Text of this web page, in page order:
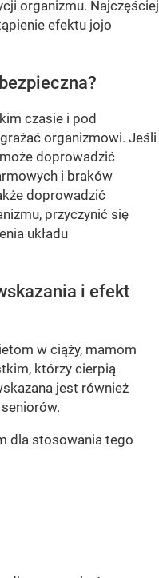
organizmu. Najczęściej
efektu jojo
czasie i pod
organizmowi. Jeśli
doprowadzić
i braków
doprowadzić
przyczynić się
układu
i efekt
w ciąży, mamom
którzy cierpią
jest również
dla stosowania tego